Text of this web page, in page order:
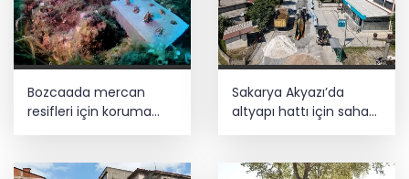
Bozcaada mercan
resifleri için koruma
alındı
Sakarya Akyazı’da
altyapı hattı için saha